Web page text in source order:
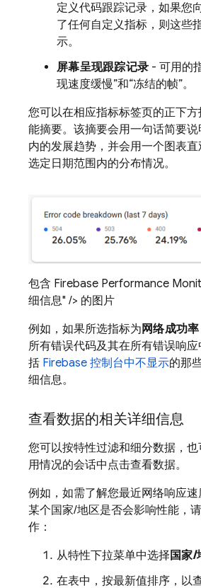
定义代码跟踪记录，如果您
了任何自定义指标，则这些
示。
屏幕呈现跟踪记录 - 可用的
现速度缓慢”和“冻结的帧”。
您可以在相应指标标签页的正下
能摘要。该摘要会用一句话简要
内的发展趋势，并会用一个图表
选定日期范围内的分布情况。
包含 Firebase Performance
细信息" /> 的图片
例如，如果所选指标为 网络成功率
所有错误代码及其在所有错误响
括 Firebase 控制台中不显示的那
细信息。
查看数据的相关详细信息
您可以按特性过滤和细分数据，
用情况的会话中点击查看数据。
例如，如需了解您最近网络响应
某个国家/地区是否会影响性能，
作：
从特性下拉菜单中选择 国家/
在表中，按最新值排序，以